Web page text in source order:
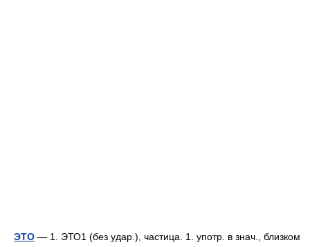
ЭТО — 1. ЭТО1 (без удар.), частица. 1. употр. в знач., близком